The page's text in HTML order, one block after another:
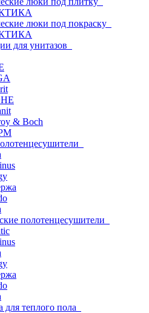
люки под покраску
для унитазов
& Boch
полотенцесушители
для теплого пола